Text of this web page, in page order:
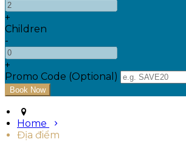
+
Children
-
+
Promo Code (Optional)
Home
Địa điểm